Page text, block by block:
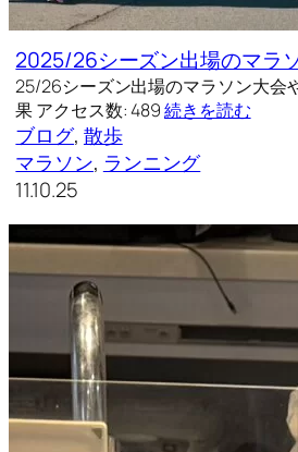
2025/26シーズン出場のマラ
25/26シーズン出場のマラソン大会
果 アクセス数: 489続きを読む
ブログ, 散歩
マラソン, ランニング
11.10.25